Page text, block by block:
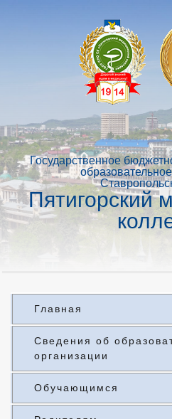
Государственное
Пятигорский
Главная
Сведения об
организации
Обучающимся